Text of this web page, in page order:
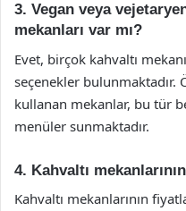
3. Vegan veya
mekanları var mı?
Evet, birçok kahvaltı
seçenekler
kullanan mekanlar, bu tür
menüler sunmaktadır.
4. Kahvaltı
Kahvaltı mekanlarının